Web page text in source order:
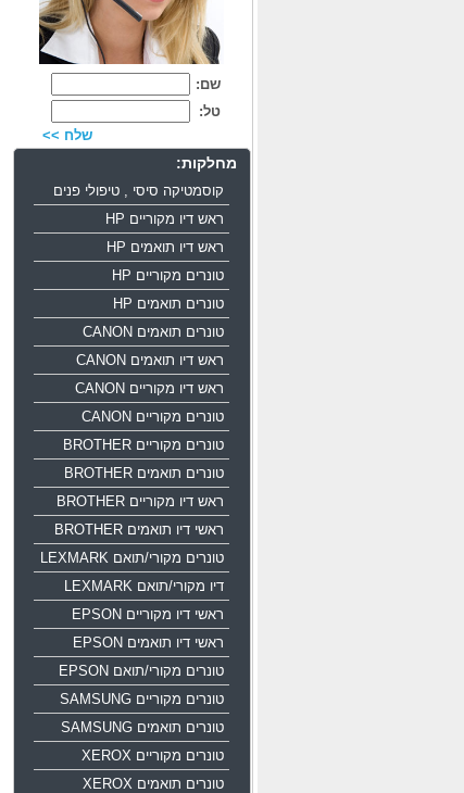
שם:
טל:
שלח >>
מחלקות:
קוסמטיקה סיסי , טיפולי פנים
ראש דיו מקוריים HP
ראש דיו תואמים HP
טונרים מקוריים HP
טונרים תואמים HP
טונרים תואמים CANON
ראש דיו תואמים CANON
ראש דיו מקוריים CANON
טונרים מקוריים CANON
טונרים מקוריים BROTHER
טונרים תואמים BROTHER
ראש דיו מקוריים BROTHER
ראשי דיו תואמים BROTHER
טונרים מקורי/תואם LEXMARK
דיו מקורי/תואם LEXMARK
ראשי דיו מקוריים EPSON
ראשי דיו תואמים EPSON
טונרים מקורי/תואם EPSON
טונרים מקוריים SAMSUNG
טונרים תואמים SAMSUNG
טונרים מקוריים XEROX
טונרים תואמים XEROX